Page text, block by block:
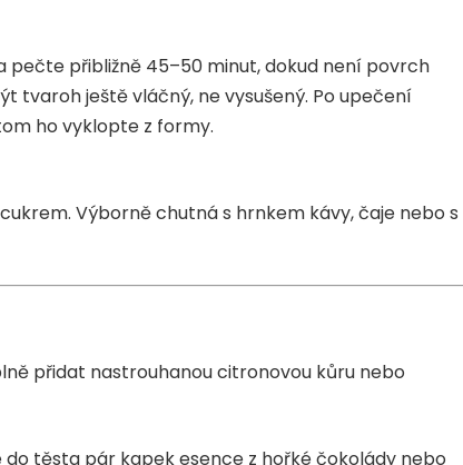
pečte přibližně 45–50 minut, dokud není povrch
tvaroh ještě vláčný, ne vysušený. Po upečení
ho vyklopte z formy.
Výborně chutná s hrnkem kávy, čaje nebo s
přidat nastrouhanou citronovou kůru nebo
těsta pár kapek esence z hořké čokolády nebo